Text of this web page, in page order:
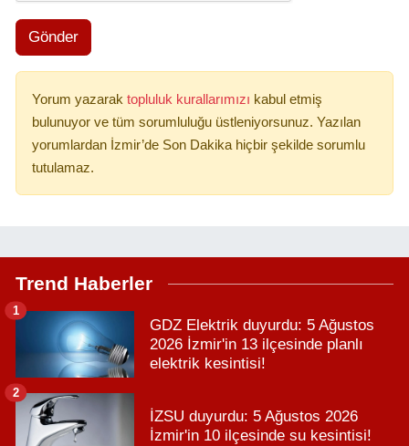
Gönder
Yorum yazarak topluluk kurallarımızı kabul etmiş
bulunuyor ve tüm sorumluluğu üstleniyorsunuz. Yazılan
yorumlardan İzmir’de Son Dakika hiçbir şekilde sorumlu
tutulamaz.
Trend Haberler
GDZ Elektrik duyurdu: 5 Ağustos
2026 İzmir'in 13 ilçesinde planlı
elektrik kesintisi!
1
İZSU duyurdu: 5 Ağustos 2026
İzmir'in 10 ilçesinde su kesintisi!
2